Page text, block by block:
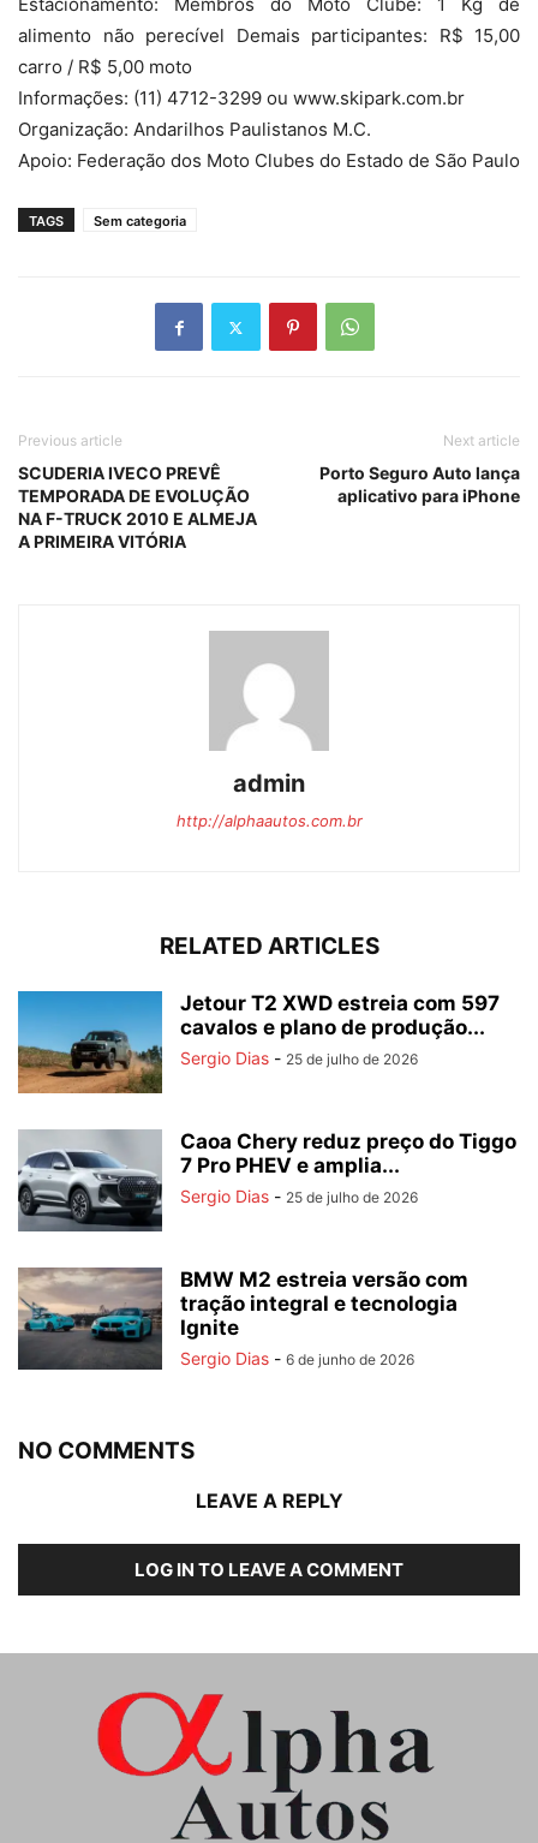
alimento não perecível Demais participantes: R$ 15,00
carro / R$ 5,00 moto
Informações: (11) 4712-3299 ou www.skipark.com.br
Organização: Andarilhos Paulistanos M.C.
Apoio: Federação dos Moto Clubes do Estado de São Paulo
TAGS Sem categoria
Previous article
SCUDERIA IVECO PREVÊ
TEMPORADA DE EVOLUÇÃO
NA F-TRUCK 2010 E ALMEJA
A PRIMEIRA VITÓRIA
Next article
Porto Seguro Auto lança
aplicativo para iPhone
admin
http://alphaautos.com.br
RELATED ARTICLES
Jetour T2 XWD estreia com 597
cavalos e plano de produção...
Sergio Dias - 25 de julho de 2026
Caoa Chery reduz preço do Tiggo
7 Pro PHEV e amplia...
Sergio Dias - 25 de julho de 2026
BMW M2 estreia versão com
tração integral e tecnologia
Ignite
Sergio Dias - 6 de junho de 2026
NO COMMENTS
LEAVE A REPLY
LOG IN TO LEAVE A COMMENT